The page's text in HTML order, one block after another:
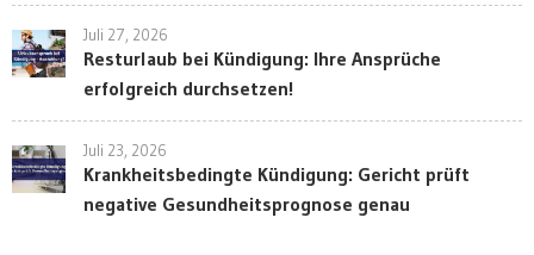
Juli 27, 2026
Resturlaub bei Kündigung: Ihre Ansprüche
erfolgreich durchsetzen!
Juli 23, 2026
Krankheitsbedingte Kündigung: Gericht prüft
negative Gesundheitsprognose genau